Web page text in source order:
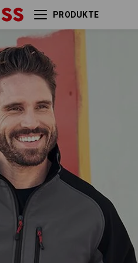
PRODUKTE
dryplexx®